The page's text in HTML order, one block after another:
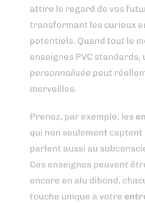
attire le regard de vos
transformant les curieux
potentiels. Quand tout le
enseignes PVC standards,
personnalisée peut
merveilles.
Prenez, par exemple, les
qui non seulement
parlent aussi au
Ces enseignes peuvent
encore en alu dibond,
touche unique à votre